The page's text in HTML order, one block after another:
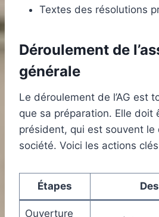
Textes des résolutions
Déroulement de
générale
Le déroulement de l’AG est
que sa préparation. Elle doit
président, qui est souvent le
société. Voici les actions clés
Étapes
Ouverture